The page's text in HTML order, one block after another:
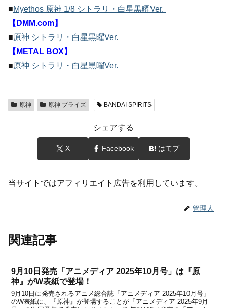
■Myethos 原神 1/8 シトラリ・白星黒曜Ver.
【DMM.com】
■原神 シトラリ・白星黒曜Ver.
【METAL BOX】
■原神 シトラリ・白星黒曜Ver.
原神 原神 プライズ BANDAI SPIRITS
シェアする
X Facebook はてブ
当サイトではアフィリエイト広告を利用しています。
管理人
関連記事
9月10日発売「アニメディア 2025年10月号」は『原
神』がW表紙で登場！
9月10日に発売されるアニメ総合誌「アニメディア 2025年10月号」
のW表紙に、『原神』が登場することが「アニメディア 2025年9月